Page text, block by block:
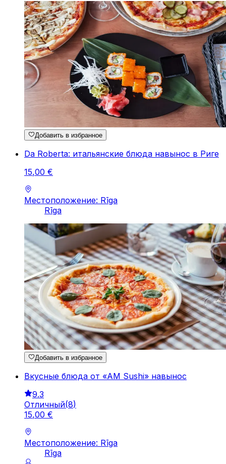
Добавить в избранное
Da Roberta: итальянские блюда навынос в Риге
15,00 €
Местоположение: Rīga
Rīga
Добавить в избранное
Вкусные блюда от «AM Sushi» навынос
9.3
Отличный(8)
15,00 €
Местоположение: Rīga
Rīga